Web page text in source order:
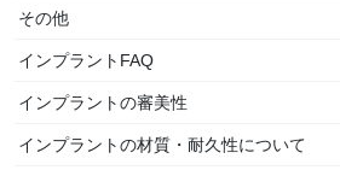
その他
インプラントFAQ
インプラントの審美性
インプラントの材質・耐久性について